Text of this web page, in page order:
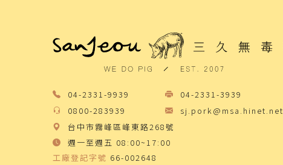
04-2331-9939
04-2331-3939
0800-283939
sj.pork@msa.hinet.net
台中市霧峰區峰東路268號
週一至週五 08:00~17:00
工廠登記字號 66-002648